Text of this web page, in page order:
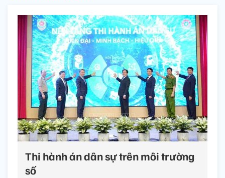
Thi hành án dân sự trên môi trường
số